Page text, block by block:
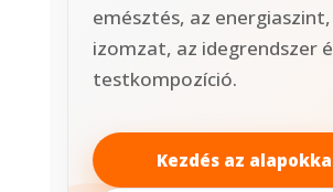
emésztés, az
izomzat, az idegrendszer
testkompozíció.
Kezdés az